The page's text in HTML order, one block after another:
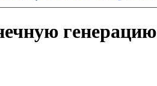
генерацию